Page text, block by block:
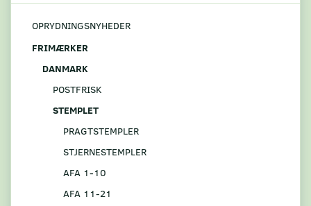
OPRYDNINGSNYHEDER
FRIMÆRKER
DANMARK
POSTFRISK
STEMPLET
PRAGTSTEMPLER
STJERNESTEMPLER
AFA 1-10
AFA 11-21